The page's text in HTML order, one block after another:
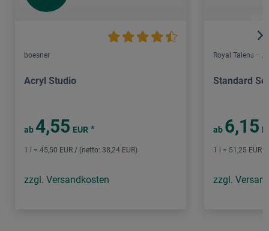
boesner
Acryl Studio
ab 4,55 EUR *
1 l = 45,50 EUR / (netto: 38,24 EUR)
zzgl. Versandkosten
Royal Talens –
Standard
ab 6,15
1 l = 51,25 EUR
zzgl.